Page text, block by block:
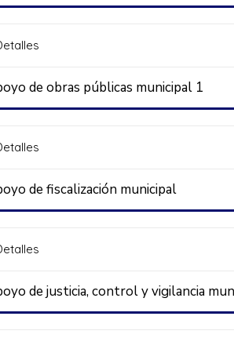
de obras públicas municipal 1
de fiscalización municipal
de justicia, control y vigilancia